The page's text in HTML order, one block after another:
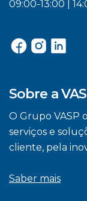
09:00-13:00 |
Sobre a
O Grupo VASP
serviços e
cliente, pela
Saber mais